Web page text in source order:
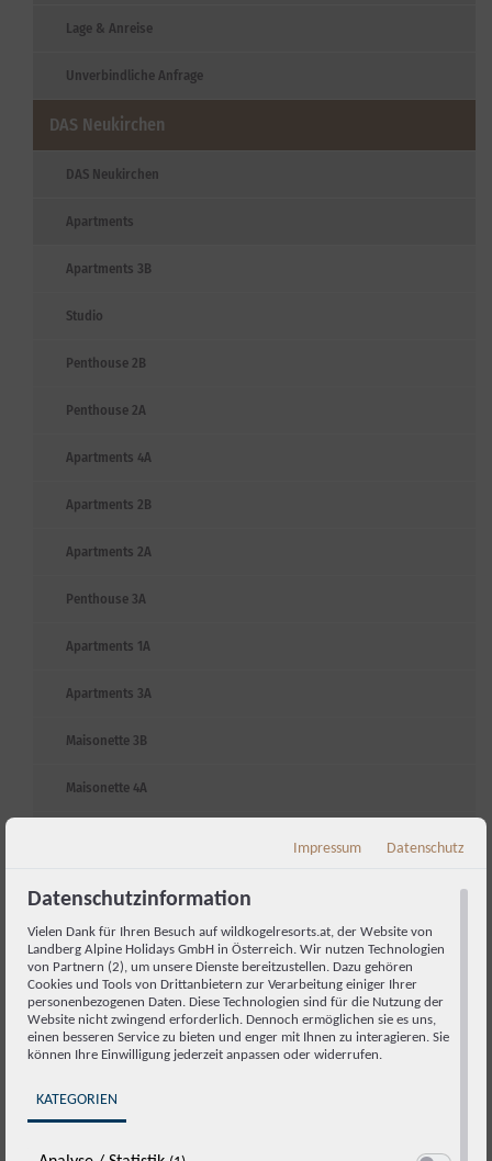
Lage & Anreise
Unverbindliche Anfrage
DAS Neukirchen
DAS Neukirchen
Apartments
Apartments 3B
Studio
Penthouse 2B
Penthouse 2A
Apartments 4A
Apartments 2B
Apartments 2A
Penthouse 3A
Apartments 1A
Apartments 3A
Maisonette 3B
Maisonette 4A
Penthouse 3A Deluxe
Studio b
Angebote
Eine Nacht geschenkt!
Impressum Datenschutz
Datenschutzinformation
Vielen Dank für Ihren Besuch auf wildkogelresorts.at, der Website von
Landberg Alpine Holidays GmbH in Österreich. Wir nutzen Technologien
von Partnern (2), um unsere Dienste bereitzustellen. Dazu gehören
Cookies und Tools von Drittanbietern zur Verarbeitung einiger Ihrer
personenbezogenen Daten. Diese Technologien sind für die Nutzung der
Website nicht zwingend erforderlich. Dennoch ermöglichen sie es uns,
einen besseren Service zu bieten und enger mit Ihnen zu interagieren. Sie
können Ihre Einwilligung jederzeit anpassen oder widerrufen.
KATEGORIEN